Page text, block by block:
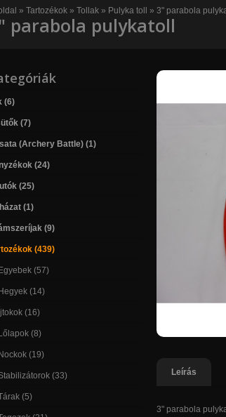
» Tartozékok » Tollak » Pulyka toll » 3" parabola
parabola pulykatoll
(6)
(7)
(Archery Battle) (1)
(24)
(25)
(1)
(9)
(439)
(57)
(14)
(16)
(8)
(19)
(33)
(5)
Leírás
3" parabola